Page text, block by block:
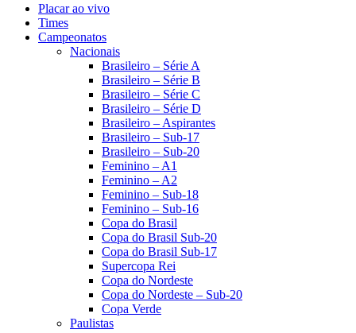
Placar ao vivo
Times
Campeonatos
Nacionais
Brasileiro – Série A
Brasileiro – Série B
Brasileiro – Série C
Brasileiro – Série D
Brasileiro – Aspirantes
Brasileiro – Sub-17
Brasileiro – Sub-20
Feminino – A1
Feminino – A2
Feminino – Sub-18
Feminino – Sub-16
Copa do Brasil
Copa do Brasil Sub-20
Copa do Brasil Sub-17
Supercopa Rei
Copa do Nordeste
Copa do Nordeste – Sub-20
Copa Verde
Paulistas